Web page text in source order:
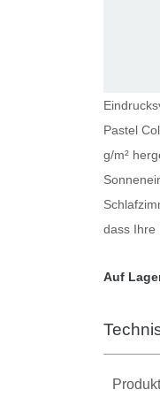
Pastel
g/m²
dass Ihre
Auf